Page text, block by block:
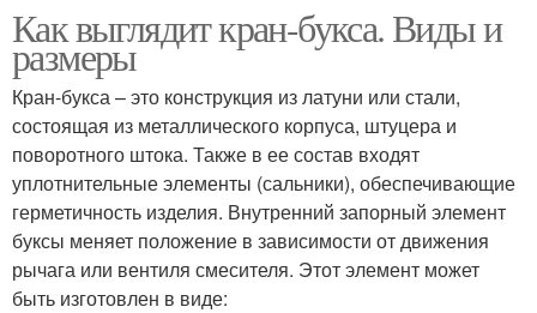
Как выглядит кран-букса. Виды и
размеры
Кран-букса – это конструкция из латуни или стали,
состоящая из металлического корпуса, штуцера и
поворотного штока. Также в ее состав входят
уплотнительные элементы (сальники), обеспечивающие
герметичность изделия. Внутренний запорный элемент
буксы меняет положение в зависимости от движения
рычага или вентиля смесителя. Этот элемент может
быть изготовлен в виде: